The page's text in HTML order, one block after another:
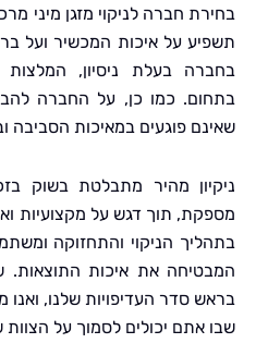
חברה לניקוי מזגן מיני מרכזי
על איכות המכשיר ועל בריאות
בעלת ניסיון, המלצות חיוביות
כמו כן, על החברה להבטיח
פוגעים במאיכות הסביבה
מהיר מתבלטת בשוק בזכות
תוך דגש על מקצועיות ואמינות.
הניקוי והתחזוקה ומשתמשים
את איכות התוצאות. שביעות
סדר העדיפויות שלנו, ואנו מחויבים
יכולים לסמוך על הצוות שלנו